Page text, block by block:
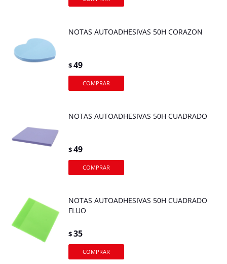
NOTAS AUTOADHESIVAS 50H CORAZON
$49
NOTAS AUTOADHESIVAS 50H CUADRADO
$49
NOTAS AUTOADHESIVAS 50H CUADRADO
FLUO
$35